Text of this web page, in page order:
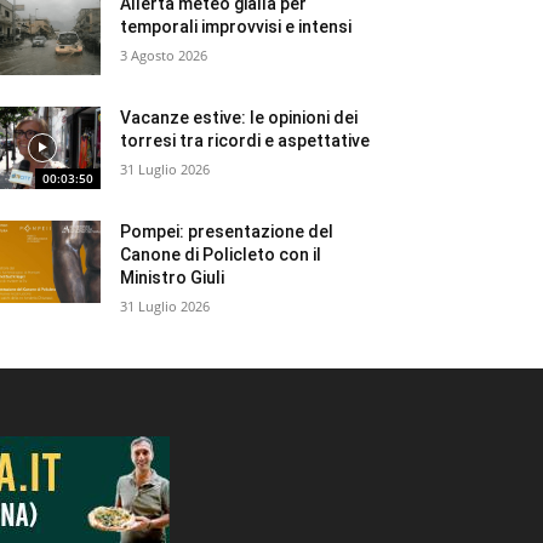
temporali improvvisi e intensi
3 Agosto 2026
00:03:50
Vacanze estive: le opinioni dei
torresi tra ricordi e aspettative
31 Luglio 2026
Pompei: presentazione del
Canone di Policleto con il
Ministro Giuli
31 Luglio 2026